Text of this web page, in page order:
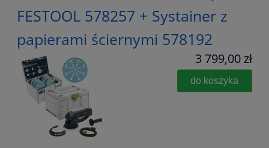
FESTOOL 578257 + Systainer z
papierami ściernymi 578192
3 799,00 zł
do koszyka